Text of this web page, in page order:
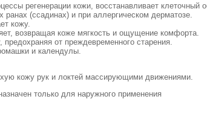
регенерации кожи, восстанавливает
(ссадинах) и при аллергическом дерматозе.
кожу.
возвращая коже мягкость и ощущение комфорта.
от преждевременного старения.
и календулы.
кожу рук и локтей массирующими движениями.
только для наружного применения